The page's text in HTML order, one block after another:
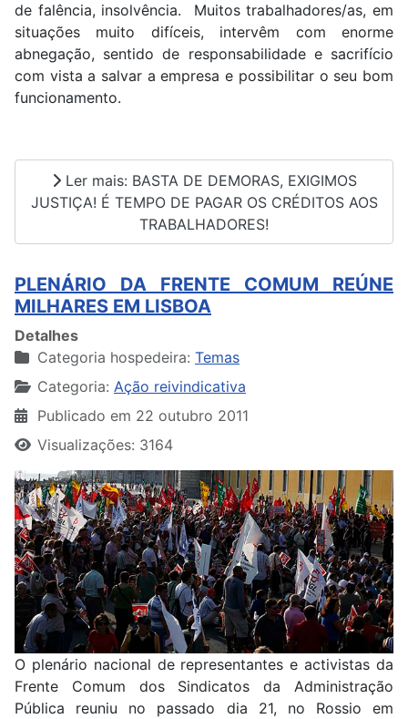
de falência, insolvência. Muitos trabalhadores/as, em
situações muito difíceis, intervêm com enorme
abnegação, sentido de responsabilidade e sacrifício
com vista a salvar a empresa e possibilitar o seu bom
funcionamento.
Ler mais: BASTA DE DEMORAS, EXIGIMOS
JUSTIÇA! É TEMPO DE PAGAR OS CRÉDITOS AOS
TRABALHADORES!
PLENÁRIO DA FRENTE COMUM REÚNE
MILHARES EM LISBOA
Detalhes
Categoria hospedeira: Temas
Categoria: Ação reivindicativa
Publicado em 22 outubro 2011
Visualizações: 3164
O plenário nacional de representantes e activistas da
Frente Comum dos Sindicatos da Administração
Pública reuniu no passado dia 21, no Rossio em